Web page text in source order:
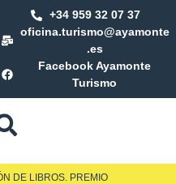
+34 959 32 07 37
oficina.turismo@ayamonte
.es
Facebook Ayamonte
Turismo
DE LIBROS. PREMIO